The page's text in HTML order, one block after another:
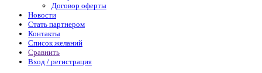
Договор оферты
Новости
Стать партнером
Контакты
Список желаний
Сравнить
Вход / регистрация